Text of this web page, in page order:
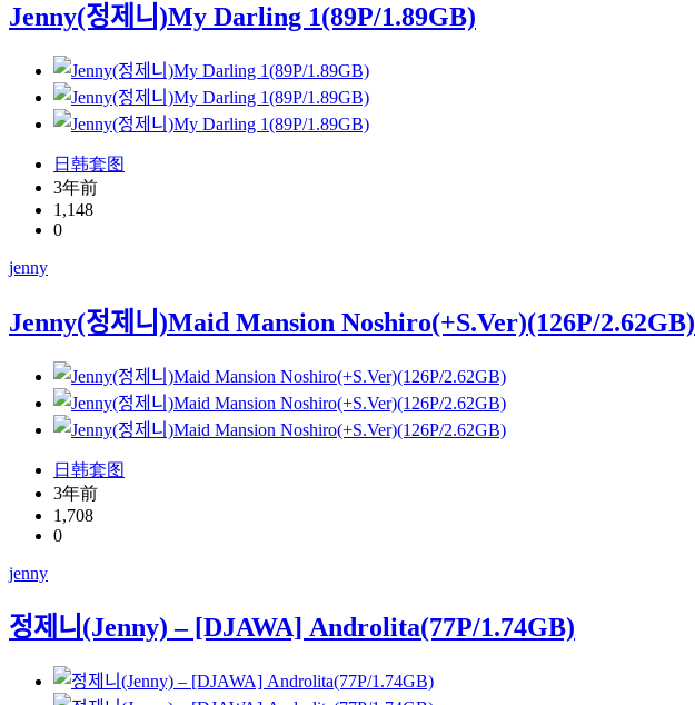
Jenny(정제니)My Darling 1(89P/1.89GB)
日韩套图
3年前
1,148
0
jenny
Jenny(정제니)Maid Mansion Noshiro(+S.Ver)(126P/2.62GB)
日韩套图
3年前
1,708
0
jenny
정제니(Jenny) – [DJAWA] Androlita(77P/1.74GB)